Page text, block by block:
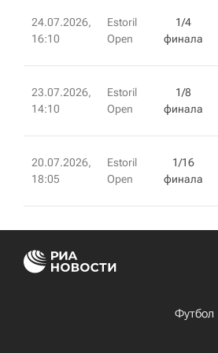
24.07.2026,
16:10
Estoril
Open
1/4
финала
23.07.2026,
14:10
Estoril
Open
1/8
финала
20.07.2026,
18:05
Estoril
Open
1/16
финала
Футбол